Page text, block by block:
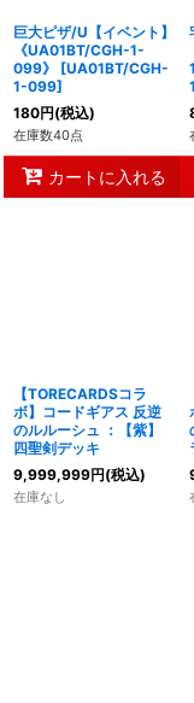
巨大ピザ/U【イベント】
《UA01BT/CGH-1-
099》
[UA01BT/CGH-
1-099]
180円(税込)
在庫数40点
カートに入れる
【TORECARDSコラ
ボ】コードギアス 反逆
のルルーシュ ：【紫】
四聖剣デッキ
9,999,999円(税込)
在庫なし